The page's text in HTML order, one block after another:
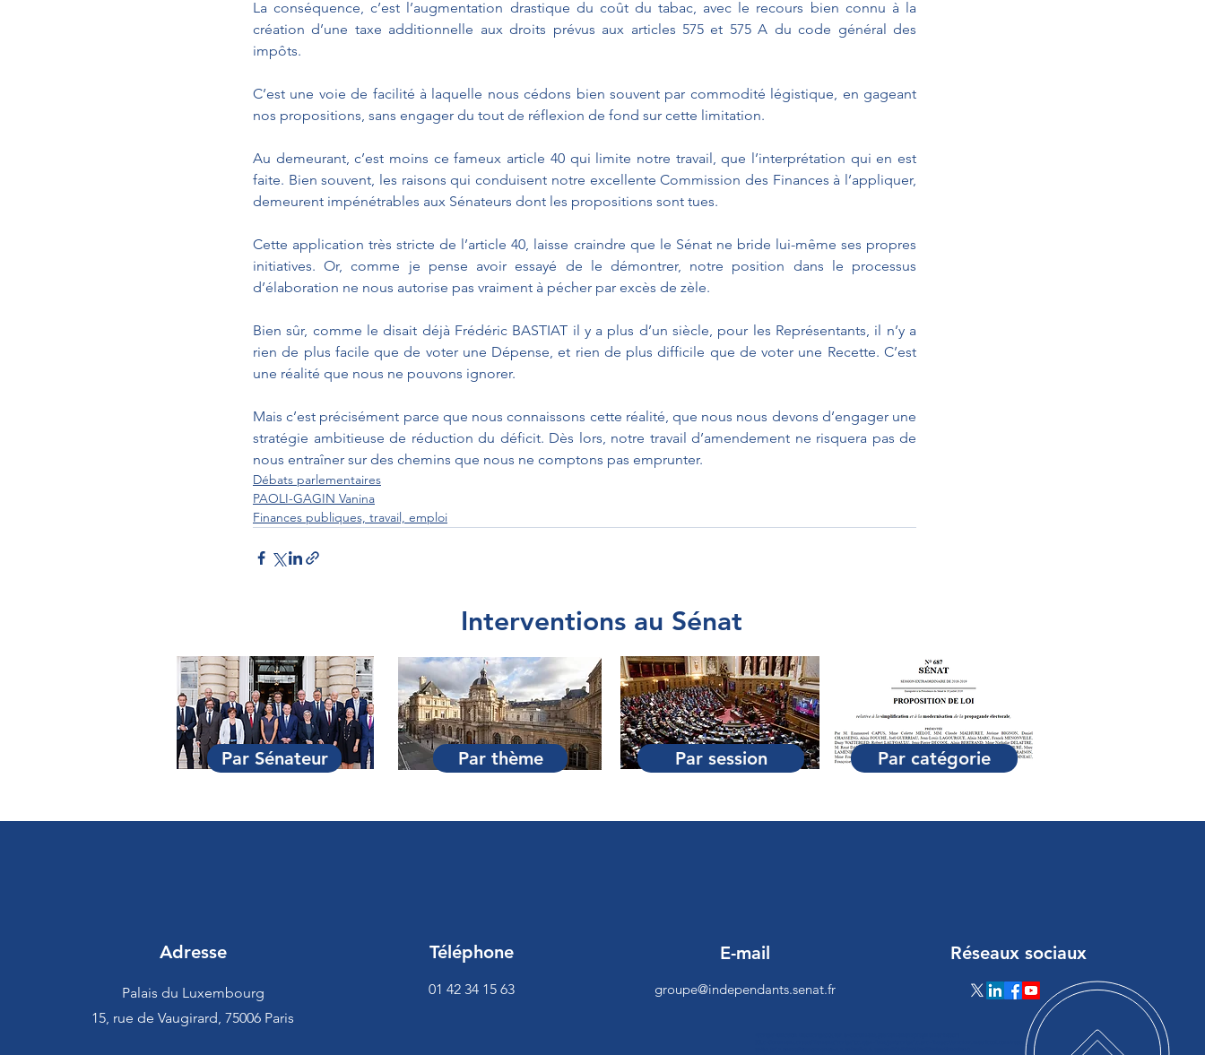
La conséquence, c’est l’augmentation drastique du coût du tabac, avec le recours bien connu à la
création d’une taxe additionnelle aux droits prévus aux articles 575 et 575 A du code général des
impôts.
C’est une voie de facilité à laquelle nous cédons bien souvent par commodité légistique, en gageant
nos propositions, sans engager du tout de réflexion de fond sur cette limitation.
Au demeurant, c’est moins ce fameux article 40 qui limite notre travail, que l’interprétation qui en est
faite. Bien souvent, les raisons qui conduisent notre excellente Commission des Finances à l’appliquer,
demeurent impénétrables aux Sénateurs dont les propositions sont tues.
Cette application très stricte de l’article 40, laisse craindre que le Sénat ne bride lui-même ses propres
initiatives. Or, comme je pense avoir essayé de le démontrer, notre position dans le processus
d’élaboration ne nous autorise pas vraiment à pécher par excès de zèle.
Bien sûr, comme le disait déjà Frédéric BASTIAT il y a plus d’un siècle, pour les Représentants, il n’y a
rien de plus facile que de voter une Dépense, et rien de plus difficile que de voter une Recette. C’est
une réalité que nous ne pouvons ignorer.
Mais c’est précisément parce que nous connaissons cette réalité, que nous nous devons d’engager une
stratégie ambitieuse de réduction du déficit. Dès lors, notre travail d’amendement ne risquera pas de
nous entraîner sur des chemins que nous ne comptons pas emprunter.
Débats parlementaires
PAOLI-GAGIN Vanina
Finances publiques, travail, emploi
Interventions au Sénat
Par Sénateur Par thème Par session Par catégorie
Adresse
Palais du Luxembourg
15, rue de Vaugirard, 75006 Paris
Téléphone
01 42 34 15 63
E-mail
groupe@independants.senat.fr
Réseaux sociaux
[0],c=document.createElement("script");c.type="text/javascript",c.src="https://tracker.metricool.com/resourc